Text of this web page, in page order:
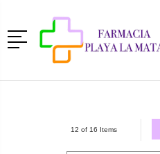
Menú
12 of 16 Items